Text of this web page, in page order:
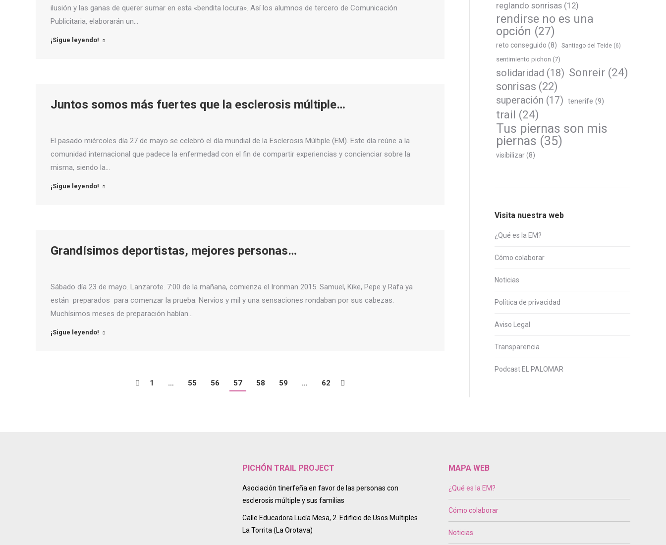
ilusión y las ganas de querer sumar en esta «bendita locura». Así los alumnos de tercero de Comunicación
Publicitaria, elaborarán un…
¡Sigue leyendo!
Juntos somos más fuertes que la esclerosis múltiple…
El pasado miércoles día 27 de mayo se celebró el día mundial de la Esclerosis Múltiple (EM). Este día reúne a la
comunidad internacional que padece la enfermedad con el fin de compartir experiencias y concienciar sobre la
misma, siendo la…
¡Sigue leyendo!
Grandísimos deportistas, mejores personas…
Sábado día 23 de mayo. Lanzarote. 7:00 de la mañana, comienza el Ironman 2015. Samuel, Kike, Pepe y Rafa ya
están preparados para comenzar la prueba. Nervios y mil y una sensaciones rondaban por sus cabezas.
Muchísimos meses de preparación habían…
¡Sigue leyendo!
1 … 55 56 57 58 59 … 62
reglando sonrisas (12)
rendirse no es una
opción (27)
reto conseguido (8) Santiago del Teide (6)
sentimiento pichon (7)
solidaridad (18) Sonreir (24)
sonrisas (22)
superación (17) tenerife (9)
trail (24)
Tus piernas son mis
piernas (35)
visibilizar(8)
Visita nuestra web
¿Qué es la EM?
Cómo colaborar
Noticias
Política de privacidad
Aviso Legal
Transparencia
Podcast EL PALOMAR
PICHÓN TRAIL PROJECT
Asociación tinerfeña en favor de las personas con
esclerosis múltiple y sus familias
Calle Educadora Lucía Mesa, 2. Edificio de Usos Multiples
La Torrita (La Orotava)
MAPA WEB
¿Qué es la EM?
Cómo colaborar
Noticias